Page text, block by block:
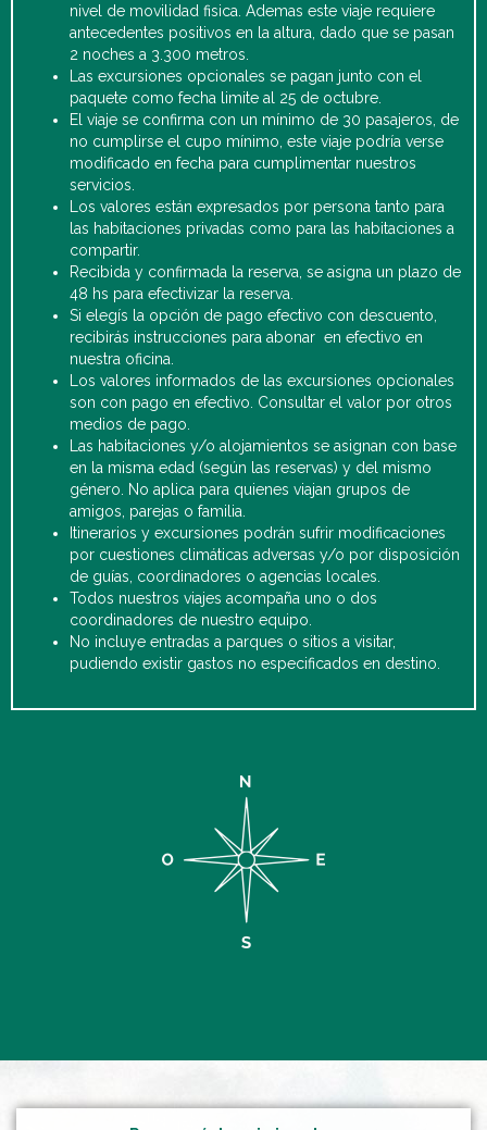
nivel de movilidad fisica. Ademas este viaje requiere
antecedentes positivos en la altura, dado que se pasan
2 noches a 3.300 metros.
Las excursiones opcionales se pagan junto con el
paquete como fecha limite al 25 de octubre.
El viaje se confirma con un mínimo de 30 pasajeros, de
no cumplirse el cupo mínimo, este viaje podría verse
modificado en fecha para cumplimentar nuestros
servicios.
Los valores están expresados por persona tanto para
las habitaciones privadas como para las habitaciones a
compartir.
Recibida y confirmada la reserva, se asigna un plazo de
48 hs para efectivizar la reserva.
Si elegís la opción de pago efectivo con descuento,
recibirás instrucciones para abonar en efectivo en
nuestra oficina.
Los valores informados de las excursiones opcionales
son con pago en efectivo. Consultar el valor por otros
medios de pago.
Las habitaciones y/o alojamientos se asignan con base
en la misma edad (según las reservas) y del mismo
género. No aplica para quienes viajan grupos de
amigos, parejas o familia.
Itinerarios y excursiones podrán sufrir modificaciones
por cuestiones climáticas adversas y/o por disposición
de guías, coordinadores o agencias locales.
Todos nuestros viajes acompaña uno o dos
coordinadores de nuestro equipo.
No incluye entradas a parques o sitios a visitar,
pudiendo existir gastos no especificados en destino.